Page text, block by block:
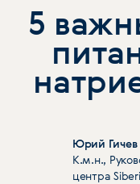
5
Юрий Гичев
К.м.н.,
центра